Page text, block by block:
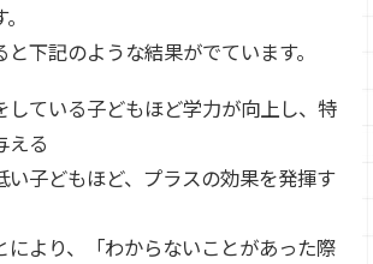
と下記のような結果がでています。
している子どもほど学力が向上し、特
える
い子どもほど、プラスの効果を発揮す
により、「わからないことがあった際